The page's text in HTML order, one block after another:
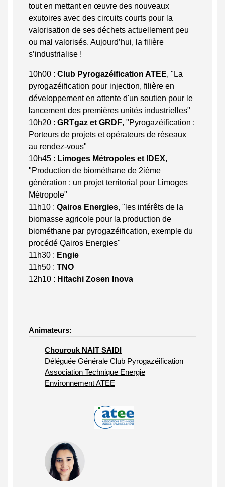
tout en mettant en œuvre des nouveaux
exutoires avec des circuits courts pour la
valorisation de ses déchets actuellement peu
ou mal valorisés. Aujourd’hui, la filière
s’industrialise !
10h00 : Club Pyrogazéification ATEE, "La
pyrogazéification pour injection, filière en
développement en attente d'un soutien pour le
lancement des premières unités industrielles"
10h20 : GRTgaz et GRDF, "Pyrogazéification :
Porteurs de projets et opérateurs de réseaux
au rendez-vous"
10h45 : Limoges Métropoles et IDEX,
"Production de biométhane de 2ième
génération : un projet territorial pour Limoges
Métropole"
11h10 : Qairos Energies, "les intérêts de la
biomasse agricole pour la production de
biométhane par pyrogazéification, exemple du
procédé Qairos Energies"
11h30 : Engie
11h50 : TNO
12h10 : Hitachi Zosen Inova
Animateurs:
Chourouk NAIT SAIDI
Déléguée Générale Club Pyrogazéification
Association Technique Energie
Environnement ATEE